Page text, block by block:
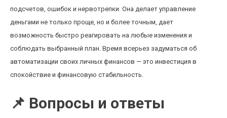
подсчетов, ошибок и нервотрепки. Она делает управление
деньгами не только проще, но и более точным, дает
возможность быстро реагировать на любые изменения и
соблюдать выбранный план. Время всерьез задуматься об
автоматизации своих личных финансов — это инвестиция в
спокойствие и финансовую стабильность.
📌 Вопросы и ответы